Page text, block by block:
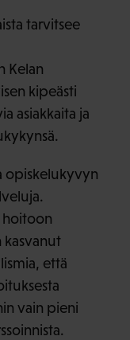
tarvitsee
Kelan
kipeästi
asiakkaita ja
opiskelukyvyn
hoitoon
että
vain pieni